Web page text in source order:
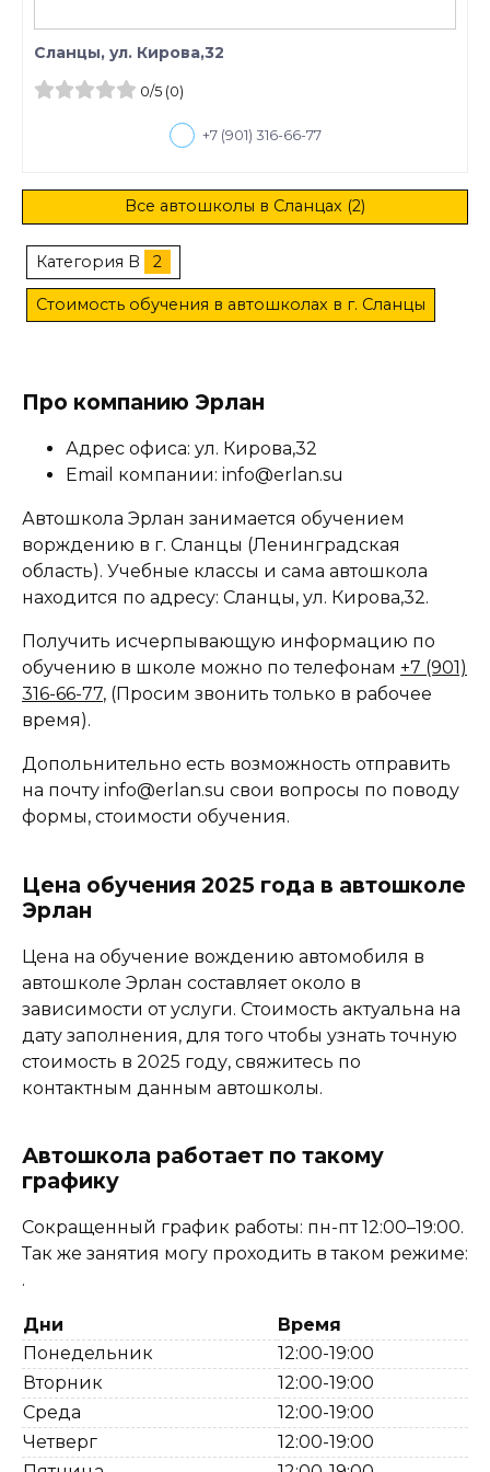
Сланцы, ул. Кирова,32
0/5(0)
+7 (901) 316-66-77
Все автошколы в Сланцах (2)
Категория B 2
Стоимость обучения в автошколах в г. Сланцы
Про компанию Эрлан
Адрес офиса: ул. Кирова,32
Email компании: info@erlan.su
Автошкола Эрлан занимается обучением
ворждению в г. Сланцы (Ленинградская
область). Учебные классы и сама автошкола
находится по адресу: Сланцы, ул. Кирова,32.
Получить исчерпывающую информацию по
обучению в школе можно по телефонам +7 (901)
316-66-77, (Просим звонить только в рабочее
время).
Допольнительно есть возможность отправить
на почту info@erlan.su свои вопросы по поводу
формы, стоимости обучения.
Цена обучения 2025 года в автошколе
Эрлан
Цена на обучение вождению автомобиля в
автошколе Эрлан составляет около в
зависимости от услуги. Стоимость актуальна на
дату заполнения, для того чтобы узнать точную
стоимость в 2025 году, свяжитесь по
контактным данным автошколы.
Автошкола работает по такому
графику
Сокращенный график работы: пн-пт 12:00–19:00.
Так же занятия могу проходить в таком режиме:
.
Дни
Время
Понедельник
12:00-19:00
Вторник
12:00-19:00
Среда
12:00-19:00
Четверг
12:00-19:00